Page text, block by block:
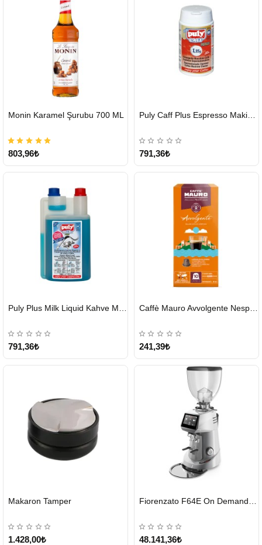
GÖNDERİ
Monin Karamel Şurubu 700 ML
803,96₺
GÖNDERİ
Puly Caff Plus Espresso Makinesi Temizleyici Tablet 100 x 1.35 G
791,36₺
GÖNDERİ
791,36₺
GÖNDERİ
Caffè Mauro Avvolgente Nespresso Kapsül
241,39₺
GÖNDERİ
Makaron Tamper
1.428,00₺
GÖNDERİ
48.141,36₺